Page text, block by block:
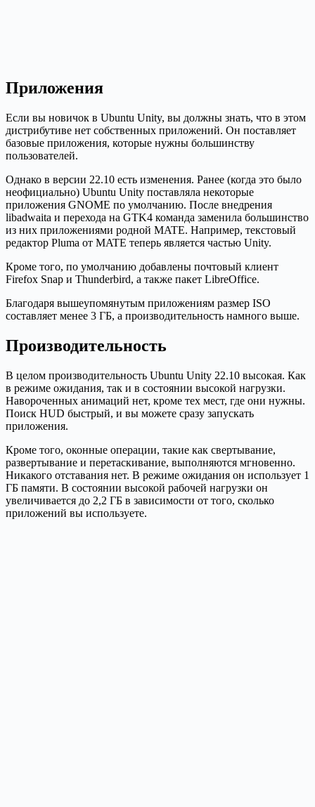
Приложения
Если вы новичок в Ubuntu Unity, вы должны знать, что в этом
дистрибутиве нет собственных приложений. Он поставляет
базовые приложения, которые нужны большинству
пользователей.
Однако в версии 22.10 есть изменения. Ранее (когда это было
неофициально) Ubuntu Unity поставляла некоторые
приложения GNOME по умолчанию. После внедрения
libadwaita и перехода на GTK4 команда заменила большинство
из них приложениями родной MATE. Например, текстовый
редактор Pluma от MATE теперь является частью Unity.
Кроме того, по умолчанию добавлены почтовый клиент
Firefox Snap и Thunderbird, а также пакет LibreOffice.
Благодаря вышеупомянутым приложениям размер ISO
составляет менее 3 ГБ, а производительность намного выше.
Производительность
В целом производительность Ubuntu Unity 22.10 высокая. Как
в режиме ожидания, так и в состоянии высокой нагрузки.
Навороченных анимаций нет, кроме тех мест, где они нужны.
Поиск HUD быстрый, и вы можете сразу запускать
приложения.
Кроме того, оконные операции, такие как свертывание,
развертывание и перетаскивание, выполняются мгновенно.
Никакого отставания нет. В режиме ожидания он использует 1
ГБ памяти. В состоянии высокой рабочей нагрузки он
увеличивается до 2,2 ГБ в зависимости от того, сколько
приложений вы используете.